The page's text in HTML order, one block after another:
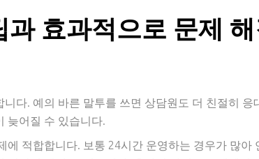
효과적으로 문제
다. 예의 바른 말투를 쓰면 상담원도 더 친절히 응
늦어질 수 있습니다.
적합합니다. 보통 24시간 운영하는 경우가 많아